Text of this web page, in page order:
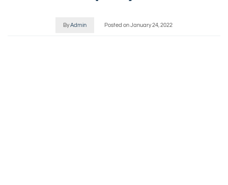
ByAdmin Posted onJanuary 24, 2022